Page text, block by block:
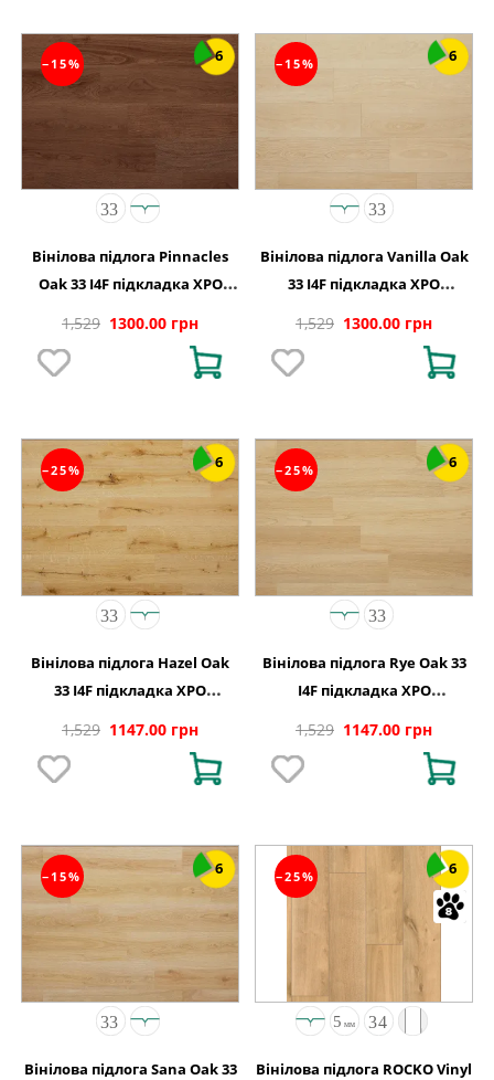
−15% 6
Вінілова підлога Pinnacles
Oak 33 I4F підкладка XPO
1,529 1300.00 грн
−15% 6
Вінілова підлога Vanilla Oak
33 I4F підкладка XPO
1,529 1300.00 грн
−25% 6
Вінілова підлога Hazel Oak
33 I4F підкладка XPO
1,529 1147.00 грн
−25% 6
Вінілова підлога Rye Oak 33
I4F підкладка XPO
1,529 1147.00 грн
−15% 6
Вінілова підлога Sana Oak 33
−25% 6
Вінілова підлога ROCKO Vinyl